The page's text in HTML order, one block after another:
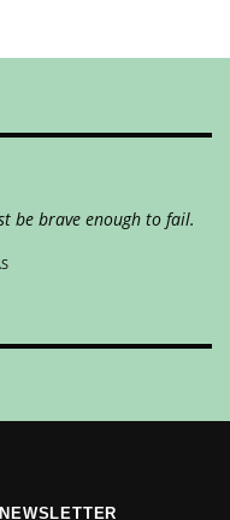
be brave enough to fail.